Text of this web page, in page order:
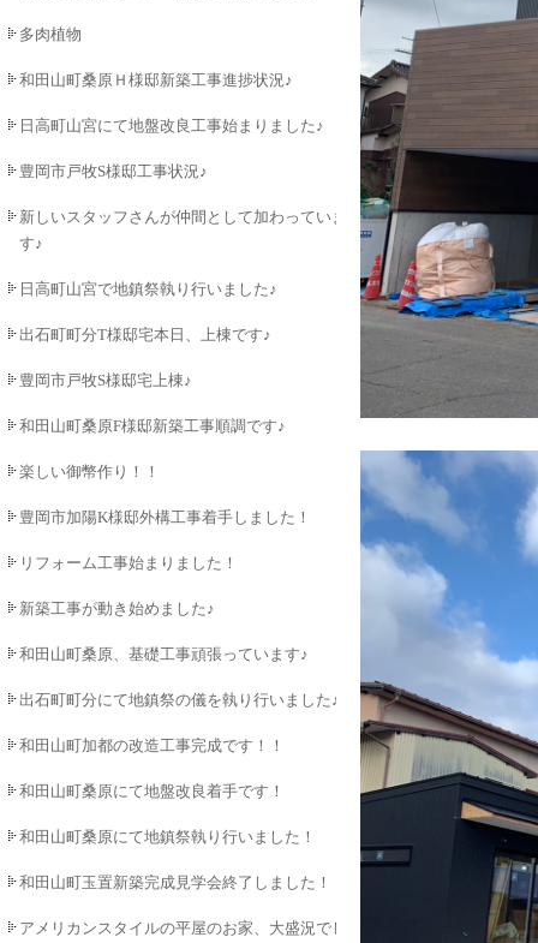
多肉植物
和田山町桑原Ｈ様邸新築工事進捗状況♪
日高町山宮にて地盤改良工事始まりました♪
豊岡市戸牧S様邸工事状況♪
新しいスタッフさんが仲間として加わっていま
す♪
日高町山宮で地鎮祭執り行いました♪
出石町町分T様邸宅本日、上棟です♪
豊岡市戸牧S様邸宅上棟♪
和田山町桑原F様邸新築工事順調です♪
楽しい御幣作り！！
豊岡市加陽K様邸外構工事着手しました！
リフォーム工事始まりました！
新築工事が動き始めました♪
和田山町桑原、基礎工事頑張っています♪
出石町町分にて地鎮祭の儀を執り行いました♪
和田山町加都の改造工事完成です！！
和田山町桑原にて地盤改良着手です！
和田山町桑原にて地鎮祭執り行いました！
和田山町玉置新築完成見学会終了しました！
アメリカンスタイルの平屋のお家、大盛況でし